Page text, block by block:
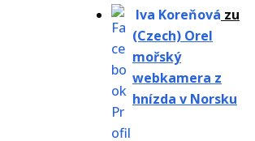
Iva Koreňová zu
(Czech) Orel
mořský
webkamera z
hnízda v Norsku